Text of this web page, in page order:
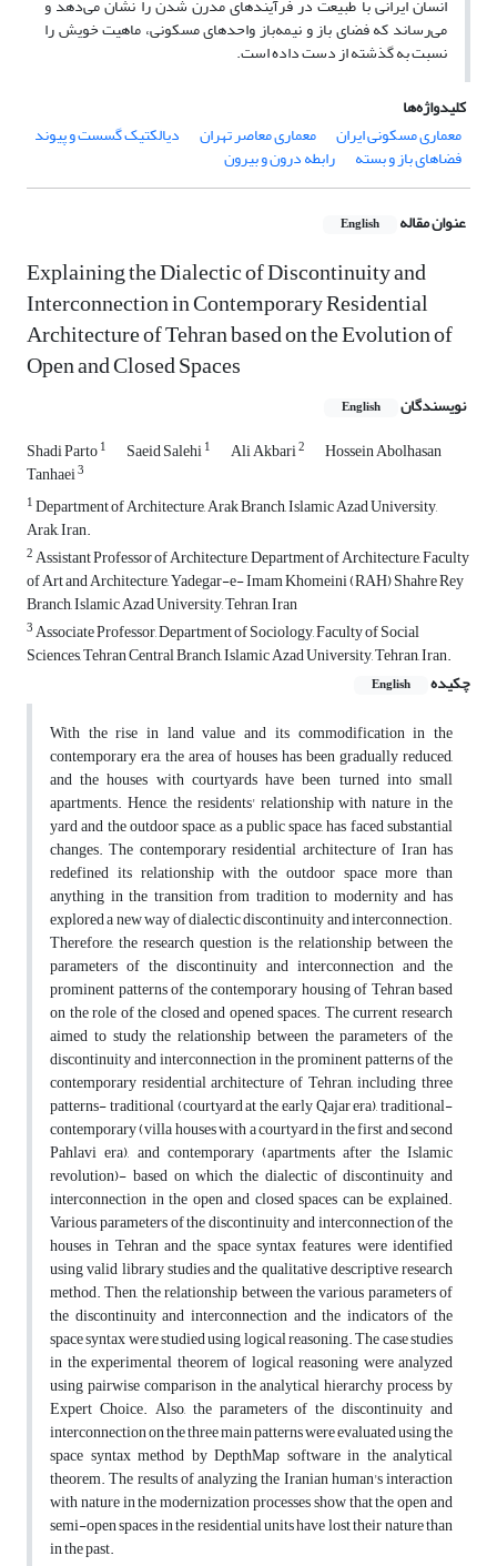
انسان ایرانی با طبیعت در فرآیندهای مدرن شدن را نشان می‌دهد و
می‌رساند که فضای باز و نیمه‌باز واحدهای مسکونی، ماهیت خویش را
نسبت به گذشته از دست داده است.
کلیدواژه‌ها
معماری مسکونی ایران
معماری معاصر تهران دیالکتیک گسست و پیوند
فضاهای باز و بسته رابطه درون و بیرون
عنوان مقاله English
Explaining the Dialectic of Discontinuity and
Interconnection in Contemporary Residential
Architecture of Tehran based on the Evolution of
Open and Closed Spaces
نویسندگان English
Shadi Parto1 Saeid Salehi1 Ali Akbari2 Hossein Abolhasan
Tanhaei3
1Department of Architecture, Arak Branch, Islamic Azad University,
Arak, Iran.
2Assistant Professor of Architecture, Department of Architecture, Faculty
of Art and Architecture, Yadegar-e- Imam Khomeini (RAH) Shahre Rey
Branch, Islamic Azad University, Tehran, Iran
3Associate Professor, Department of Sociology, Faculty of Social
Sciences, Tehran Central Branch, Islamic Azad University, Tehran, Iran.
چکیده
English
With the rise in land value and its commodification in the
contemporary era, the area of houses has been gradually reduced,
and the houses with courtyards have been turned into small
apartments. Hence, the residents' relationship with nature in the
yard and the outdoor space, as a public space, has faced substantial
changes. The contemporary residential architecture of Iran has
redefined its relationship with the outdoor space more than
anything in the transition from tradition to modernity and has
explored a new way of dialectic discontinuity and interconnection.
Therefore, the research question is the relationship between the
parameters of the discontinuity and interconnection and the
prominent patterns of the contemporary housing of Tehran based
on the role of the closed and opened spaces. The current research
aimed to study the relationship between the parameters of the
discontinuity and interconnection in the prominent patterns of the
contemporary residential architecture of Tehran, including three
patterns- traditional (courtyard at the early Qajar era), traditional-
contemporary (villa houses with a courtyard in the first and second
Pahlavi era), and contemporary (apartments after the Islamic
revolution)- based on which the dialectic of discontinuity and
interconnection in the open and closed spaces can be explained.
Various parameters of the discontinuity and interconnection of the
houses in Tehran and the space syntax features were identified
using valid library studies and the qualitative descriptive research
method. Then, the relationship between the various parameters of
the discontinuity and interconnection and the indicators of the
space syntax were studied using logical reasoning. The case studies
in the experimental theorem of logical reasoning were analyzed
using pairwise comparison in the analytical hierarchy process by
Expert Choice. Also, the parameters of the discontinuity and
interconnection on the three main patterns were evaluated using the
space syntax method by DepthMap software in the analytical
theorem. The results of analyzing the Iranian human's interaction
with nature in the modernization processes show that the open and
semi-open spaces in the residential units have lost their nature than
in the past.